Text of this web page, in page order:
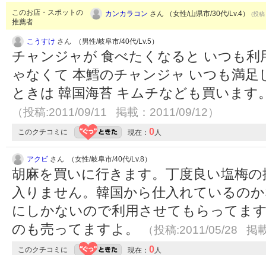
このお店・スポットの
推薦者
カンカラコン さん （女性/山県市/30代/Lv.4） (投
こうすけ さん （男性/岐阜市/40代/Lv.5）
チャンジャが 食べたくなると いつも
ゃなくて 本鱈のチャンジャ いつも満
ときは 韓国海苔 キムチなども買います
（投稿:2011/09/11 掲載：2011/09/12）
このクチコミに 現在： 0人
アクビ さん （女性/岐阜市/40代/Lv.8）
胡麻を買いに行きます。丁度良い塩梅
入りません。韓国から仕入れているの
にしかないので利用させてもらってま
のも売ってますよ。
（投稿:2011/05/28 掲
このクチコミに 現在： 0人